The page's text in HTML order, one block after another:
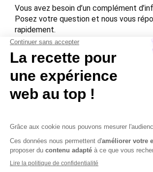
Vous avez besoin d’un complément
Posez votre question et nous vous
rapidement.
Contactez-nous
Contactez-nous Mentions légales
Sécurisation des données
Conditions Générales de Vente et